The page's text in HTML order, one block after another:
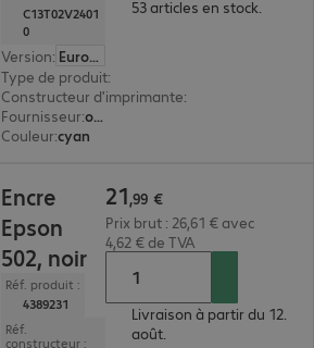
C13T02V2401
0
Version:
Europe
Type de produit:
Constructeur d'imprimante:
Fournisseur: original
Couleur:cyan
53 articles en stock.
Encre
Epson
502, noir
Réf. produit :
4389231
Réf.
constructeur :
21,99 €
Prix brut : 26,61 € avec
4,62 € de TVA
Livraison à partir du 12.
août.